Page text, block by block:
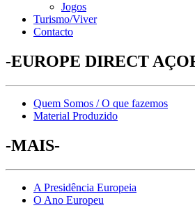
Jogos
Turismo/Viver
Contacto
-EUROPE DIRECT
Quem Somos / O que fazemos
Material Produzido
-MAIS-
A Presidência Europeia
O Ano Europeu